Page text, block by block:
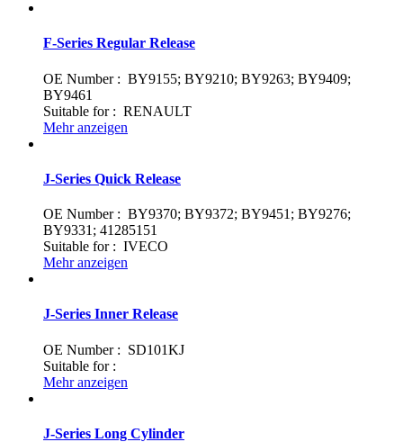
F-Series Regular Release
OE Number : BY9155; BY9210; BY9263; BY9409;
BY9461
Suitable for : RENAULT
Mehr anzeigen
J-Series Quick Release
OE Number : BY9370; BY9372; BY9451; BY9276;
BY9331; 41285151
Suitable for : IVECO
Mehr anzeigen
J-Series Inner Release
OE Number : SD101KJ
Suitable for :
Mehr anzeigen
J-Series Long Cylinder